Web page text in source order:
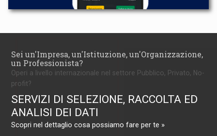
Sei un'Impresa, un'Istituzione, un'Organizzazione,
un Professionista?
Operi a livello internazionale nel settore Pubblico, Privato, No-
profit?
SERVIZI DI SELEZIONE, RACCOLTA ED
ANALISI DEI DATI
Scopri nel dettaglio cosa possiamo fare per te »